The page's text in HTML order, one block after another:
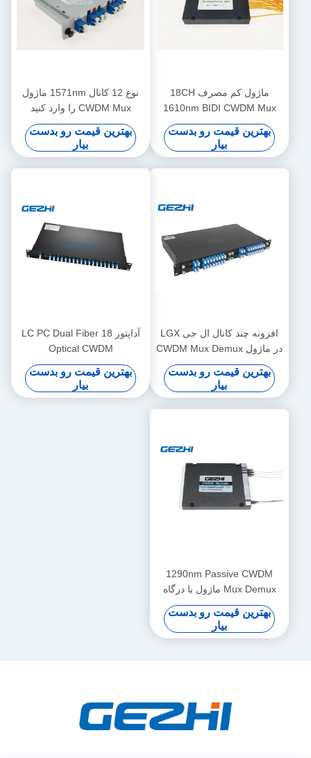
ماژول کم مصرف 18CH
1610nm BIDI CWDM Mux
Demux
بهترین قیمت رو بدست
بیار
نوع 12 کانال 1571nm ماژول
CWDM Mux را وارد کنید
بهترین قیمت رو بدست
بیار
افزونه چند کانال ال جی LGX
در ماژول CWDM Mux Demux
بهترین قیمت رو بدست
بیار
آداپتور LC PC Dual Fiber 18
Optical CWDM
بهترین قیمت رو بدست
بیار
1290nm Passive CWDM
Mux Demux ماژول با درگاه
ارتقاء
بهترین قیمت رو بدست
بیار